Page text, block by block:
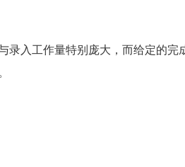
入工作量特别庞大，而给定的完